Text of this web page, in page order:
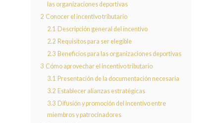
las organizaciones deportivas
2 Conocer el incentivo tributario
2.1 Descripción general del incentivo
2.2 Requisitos para ser elegible
2.3 Beneficios para las organizaciones deportivas
3 Cómo aprovechar el incentivo tributario
3.1 Presentación de la documentación necesaria
3.2 Establecer alianzas estratégicas
3.3 Difusión y promoción del incentivo entre
miembros y patrocinadores